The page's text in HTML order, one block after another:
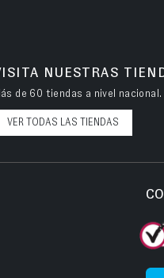
NUESTRAS
de 60 tiendas a nivel nacional.
VER TODAS LAS TIENDAS